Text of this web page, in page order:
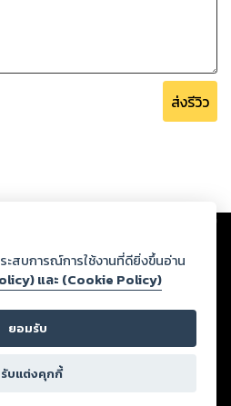
ส่งรีวิว
เว็บไซต์และปรากฏว่าละเมิดสิทธิใน
ขัดต่อกฎหมายและศีลธรรม ดังนั้น ผู้อ่าน
นกรองด้วยตนเอง และหากท่านพบว่าส่วน
ม กรุณาแจ้งมายังบริษัท เพื่อทีมงานจะได้
อกขอสงวนลิขสิทธิ์ตามพระราชบัญญัติ
ะสบการณ์การใช้งานที่ดียิ่งขึ้นอ่าน
และ (Cookie Policy)
ยอมรับ
บแต่งคุกกี้